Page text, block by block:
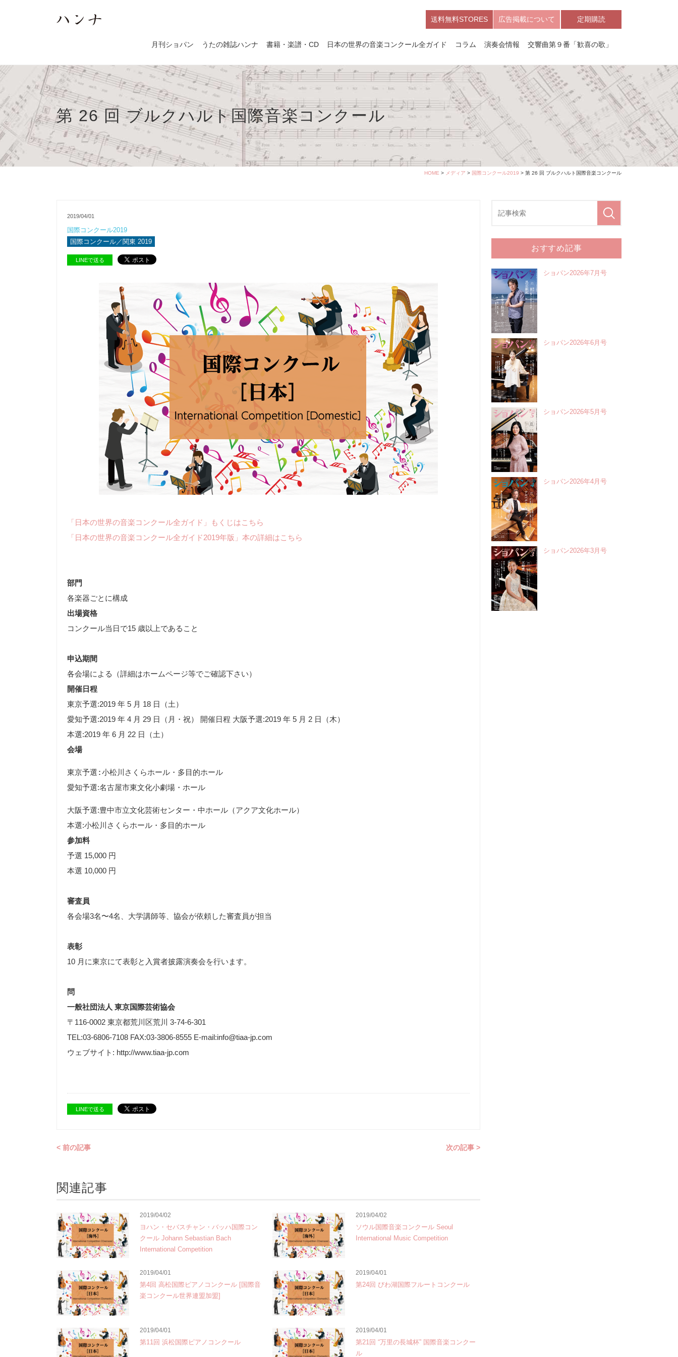
送料無料STORES 広告掲載について 定期購読
月刊ショパン うたの雑誌ハンナ 書籍・楽譜・CD 日本の世界の音楽コンクール全ガイド コラム 演奏会情報 交響曲第９番「歓喜の歌」
第 26 回 ブルクハルト国際音楽コンクール
HOME > メディア > 国際コンクール2019 > 第 26 回 ブルクハルト国際音楽コンクール
2019/04/01
国際コンクール2019
国際コンクール／関東 2019
LINEで送る
「日本の世界の音楽コンクール全ガイド」もくじはこちら
「日本の世界の音楽コンクール全ガイド2019年版」本の詳細はこちら
部門
各楽器ごとに構成
出場資格
コンクール当日で15 歳以上であること
申込期間
各会場による（詳細はホームページ等でご確認下さい）
開催日程
東京予選:2019 年 5 月 18 日（土）
愛知予選:2019 年 4 月 29 日（月・祝） 開催日程 大阪予選:2019 年 5 月 2 日（木）
本選:2019 年 6 月 22 日（土）
会場
東京予選:小松川さくらホール・多目的ホール
愛知予選:名古屋市東文化小劇場・ホール
大阪予選:豊中市立文化芸術センター・中ホール（アクア文化ホール）
本選:小松川さくらホール・多目的ホール
参加料
予選 15,000 円
本選 10,000 円
審査員
各会場3名〜4名、大学講師等、協会が依頼した審査員が担当
表彰
10 月に東京にて表彰と入賞者披露演奏会を行います。
問
一般社団法人 東京国際芸術協会
〒116-0002 東京都荒川区荒川 3-74-6-301
TEL:03-6806-7108 FAX:03-3806-8555 E-mail:info@tiaa-jp.com
ウェブサイト: http://www.tiaa-jp.com
LINEで送る
< 前の記事 次の記事 >
関連記事
2019/04/02
ヨハン・セバスチャン・バッハ国際コン
クール Johann Sebastian Bach
International Competition
2019/04/02
ソウル国際音楽コンクール Seoul
International Music Competition
2019/04/01
第4回 高松国際ピアノコンクール [国際音
楽コンクール世界連盟加盟]
2019/04/01
第24回 びわ湖国際フルートコンクール
2019/04/01
第11回 浜松国際ピアノコンクール
2019/04/01
第21回 “万里の長城杯” 国際音楽コンクー
ル
おすすめ記事
ショパン2026年7月号
ショパン2026年6月号
ショパン2026年5月号
ショパン2026年4月号
ショパン2026年3月号